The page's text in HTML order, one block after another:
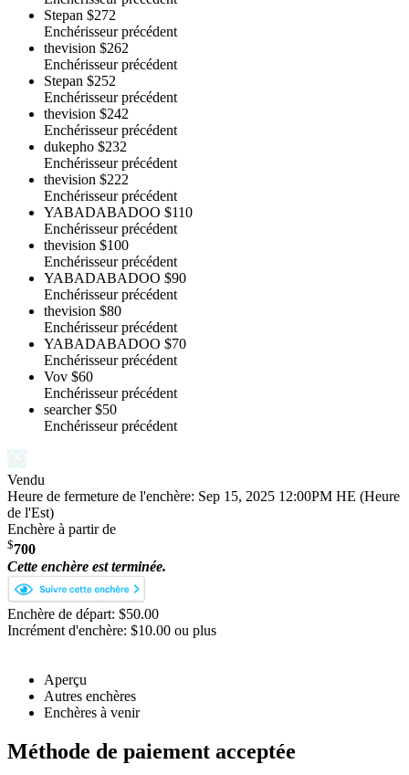
Stepan $272
Enchérisseur précédent
thevision $262
Enchérisseur précédent
Stepan $252
Enchérisseur précédent
thevision $242
Enchérisseur précédent
dukepho $232
Enchérisseur précédent
thevision $222
Enchérisseur précédent
YABADABADOO $110
Enchérisseur précédent
thevision $100
Enchérisseur précédent
YABADABADOO $90
Enchérisseur précédent
thevision $80
Enchérisseur précédent
YABADABADOO $70
Enchérisseur précédent
Vov $60
Enchérisseur précédent
searcher $50
Enchérisseur précédent
Vendu
Heure de fermeture de l'enchère: Sep 15, 2025 12:00PM HE (Heure
de l'Est)
Enchère à partir de
$700
Cette enchère est terminée.
Enchère de départ: $50.00
Incrément d'enchère: $10.00 ou plus
Aperçu
Autres enchères
Enchères à venir
Méthode de paiement acceptée